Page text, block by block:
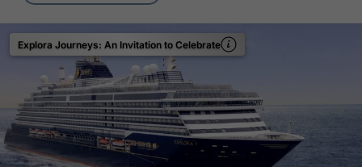
Explora Journeys: An Invitation to Celebrate